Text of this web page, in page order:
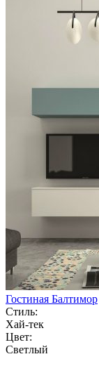
Гостиная Балтимор
Стиль:
Хай-тек
Цвет:
Светлый